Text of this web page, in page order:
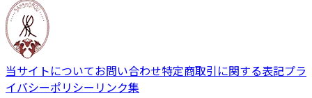
当サイトについてお問い合わせ特定商取引に関する表記プラ
イバシーポリシー リンク集